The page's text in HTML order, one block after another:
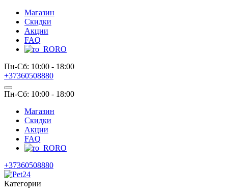
Магазин
Скидки
Акции
FAQ
RO
Пн-Сб: 10:00 - 18:00
+37360508880
Пн-Сб: 10:00 - 18:00
Магазин
Скидки
Акции
FAQ
RO
+37360508880
Категории